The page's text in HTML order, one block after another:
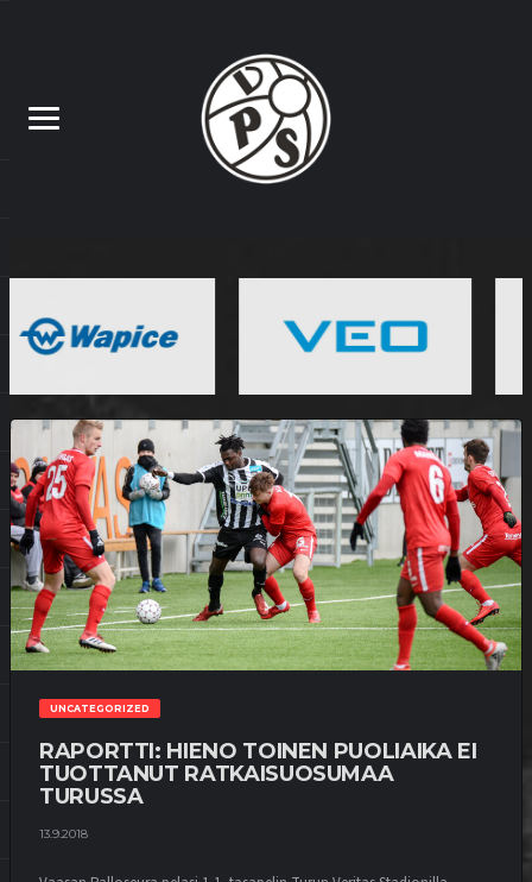
UNCATEGORIZED
RAPORTTI: HIENO TOINEN PUOLIAIKA EI
TUOTTANUT RATKAISUOSUMAA
TURUSSA
13.9.2018